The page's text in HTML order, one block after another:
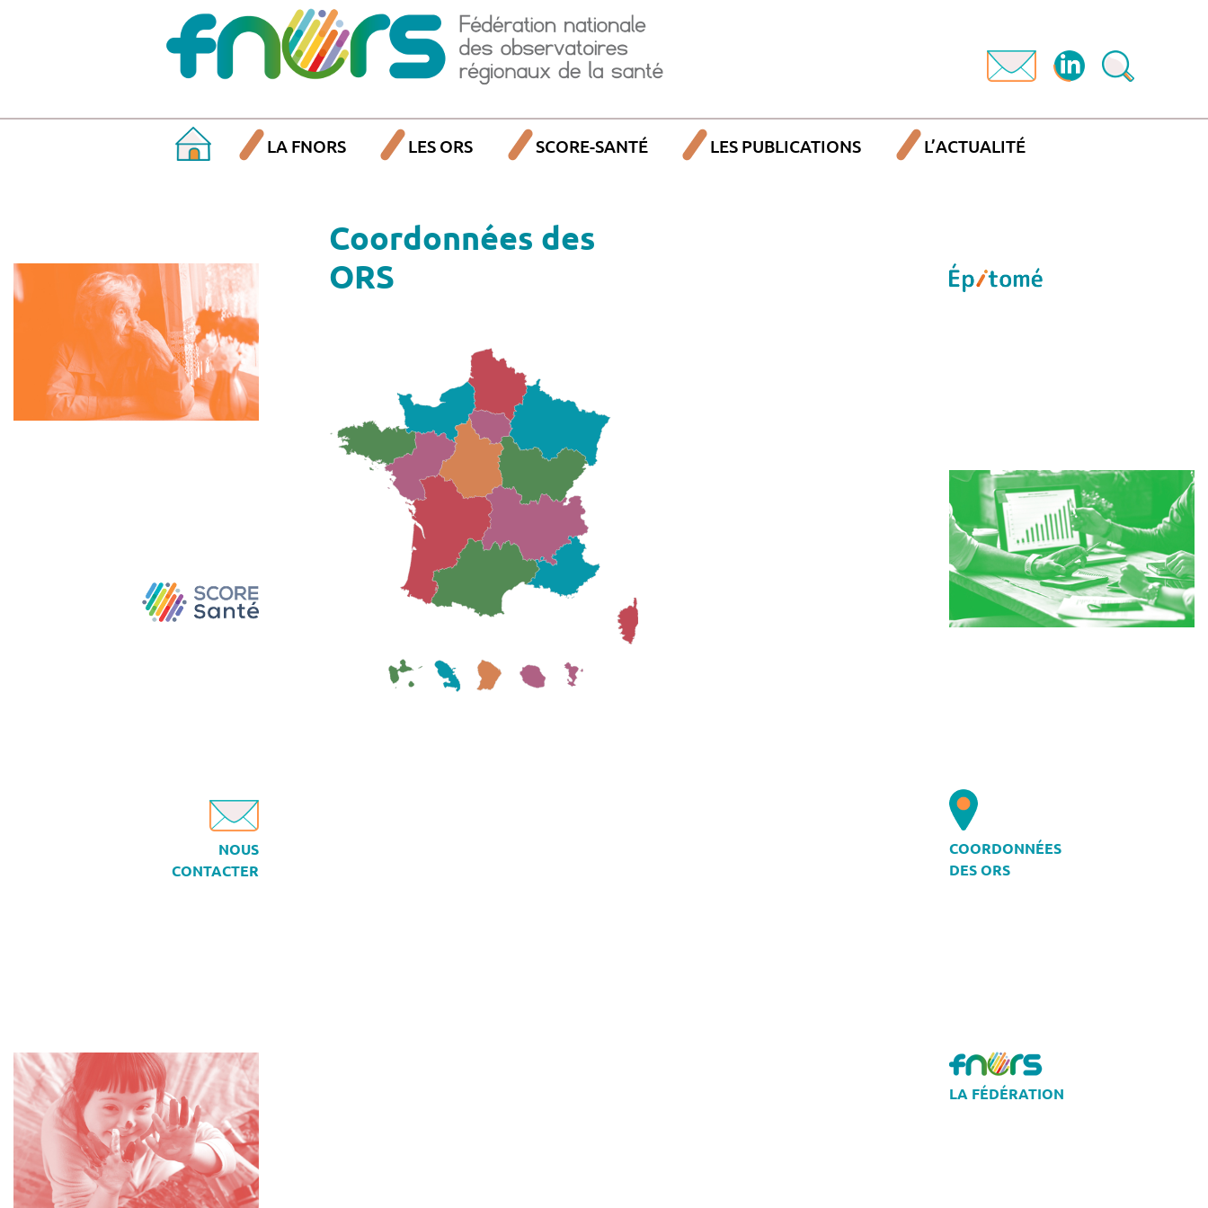
LA FNORS LES ORS SCORE-SANTÉ LES PUBLICATIONS L’ACTUALITÉ
NOUS
CONTACTER
Coordonnées des
ORS
COORDONNÉES
DES ORS
LA FÉDÉRATION